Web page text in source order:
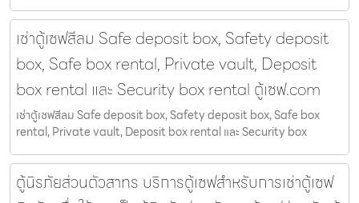
เช่าตู้เซฟสีลม Safe deposit box, Safety deposit
box, Safe box rental, Private vault, Deposit
box rental และ Security box rental ตู้เซฟ.com
เช่าตู้เซฟสีลม Safe deposit box, Safety deposit box, Safe box
rental, Private vault, Deposit box rental และ Security box
ตู้นิรภัยส่วนตัวสาทร บริการตู้เซฟสำหรับการเช่าตู้เซฟ